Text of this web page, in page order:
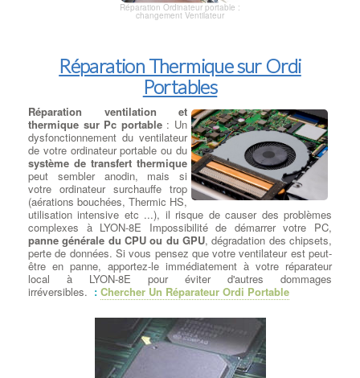
Réparation Ordinateur portable :
changement Ventilateur
Réparation Thermique sur Ordi
Portables
Réparation ventilation et
thermique sur Pc portable: Un
dysfonctionnement du ventilateur
de votre ordinateur portable ou du
système de transfert thermique
peut sembler anodin, mais si
votre ordinateur surchauffe trop
(aérations bouchées, Thermic HS,
utilisation intensive etc ...), il risque de causer des problèmes
complexes à LYON-8E Impossibilité de démarrer votre PC,
panne générale du CPU ou du GPU, dégradation des chipsets,
perte de données. Si vous pensez que votre ventilateur est peut-
être en panne, apportez-le immédiatement à votre réparateur
local à LYON-8E pour éviter d'autres dommages
irréversibles. : Chercher Un Réparateur Ordi Portable